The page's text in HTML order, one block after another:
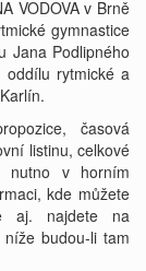
VODOVA v Brně
gymnastice
Jana Podlipného
oddílu rytmické a
časová
listinu, celkové
nutno v horním
kde můžete
aj. najdete na
budou-li tam